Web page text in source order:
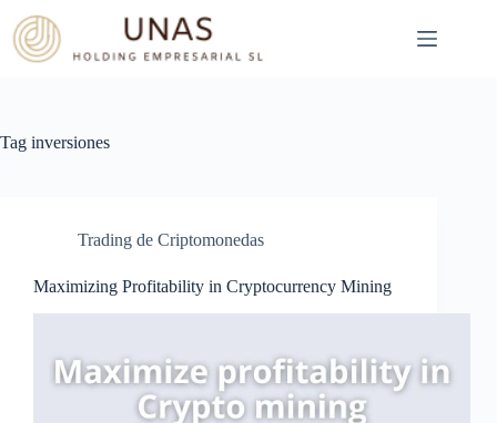
content
Tag inversiones
Trading de Criptomonedas
Maximizing Profitability in Cryptocurrency Mining